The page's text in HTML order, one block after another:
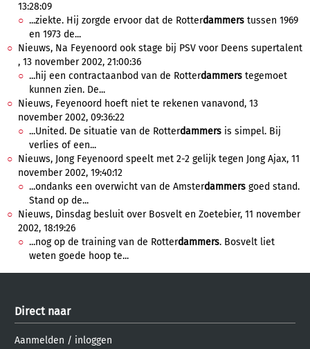
13:28:09
...ziekte. Hij zorgde ervoor dat de Rotterdammers tussen 1969
en 1973 de...
Nieuws, Na Feyenoord ook stage bij PSV voor Deens supertalent
, 13 november 2002, 21:00:36
...hij een contractaanbod van de Rotterdammers tegemoet
kunnen zien. De...
Nieuws, Feyenoord hoeft niet te rekenen vanavond, 13
november 2002, 09:36:22
...United. De situatie van de Rotterdammers is simpel. Bij
verlies of een...
Nieuws, Jong Feyenoord speelt met 2-2 gelijk tegen Jong Ajax, 11
november 2002, 19:40:12
...ondanks een overwicht van de Amsterdammers goed stand.
Stand op de...
Nieuws, Dinsdag besluit over Bosvelt en Zoetebier, 11 november
2002, 18:19:26
...nog op de training van de Rotterdammers. Bosvelt liet
weten goede hoop te...
Direct naar
Aanmelden / inloggen